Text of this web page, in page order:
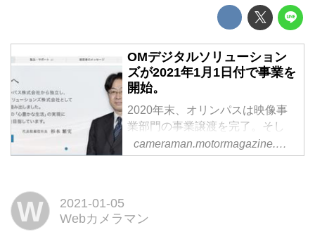
OMデジタルソリューション
ズが2021年1月1日付で事業を
開始。
2020年末、オリンパスは映像事
業部門の事業譲渡を完了。そし
て、新たに発足、事業を開始した
のが「OMデジタルソリューショ
カメラや交換レンズ、ICレコーダ
cameraman.motormagazine.co.jp
W
2021-01-05
Webカメラマン